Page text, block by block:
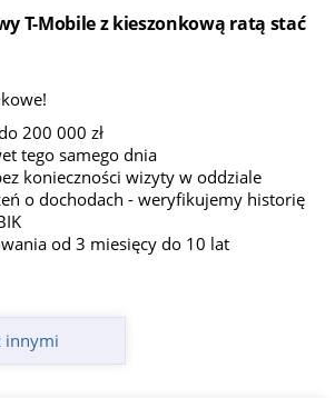
T-Mobile z kieszonkową ratą stać
200 000 zł
tego samego dnia
konieczności wizyty w oddziale
o dochodach - weryfikujemy historię
od 3 miesięcy do 10 lat
innymi